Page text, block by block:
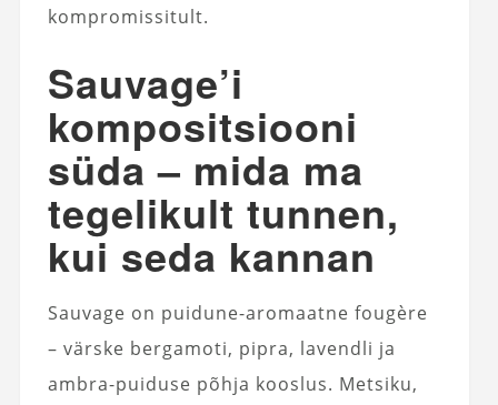
kompromissitult.
Sauvage’i
kompositsiooni
süda – mida ma
tegelikult tunnen,
kui seda kannan
Sauvage on puidune-aromaatne fougère
– värske bergamoti, pipra, lavendli ja
ambra-puiduse põhja kooslus. Metsiku,